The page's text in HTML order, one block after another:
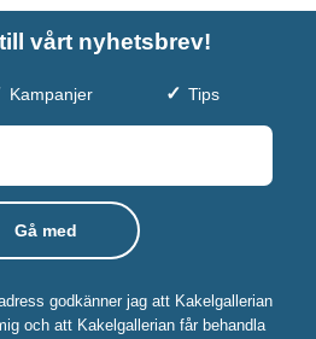
vårt nyhetsbrev!
Kampanjer Tips
godkänner jag att Kakelgallerian
och att Kakelgallerian får behandla